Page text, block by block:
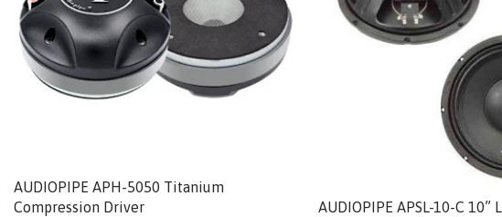
AUDIOPIPE APH-5050 Titanium
Compression Driver
AUDIOPIPE APSL-10-C 10”